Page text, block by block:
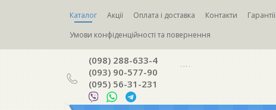
Каталог Акції Оплата і доставка Контакти
Гарантії
Умови конфіденційності та повернення
(098) 288-633-4
(093) 90-577-90
(095) 56-31-231